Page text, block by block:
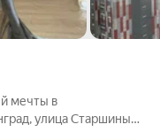
мечты в